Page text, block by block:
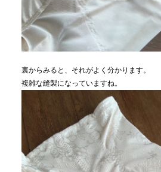
裏からみると、それがよく分かります。
複雑な縫製になっていますね。